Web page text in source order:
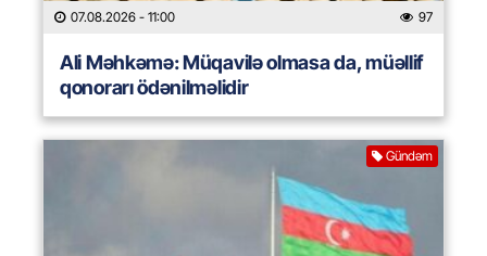
07.08.2026 - 11:00 97
Ali Məhkəmə: Müqavilə olmasa da, müəllif
qonorarı ödənilməlidir
Gündəm